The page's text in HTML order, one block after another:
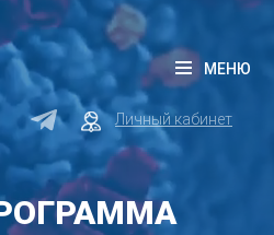
Личный кабинет
МЕНЮ